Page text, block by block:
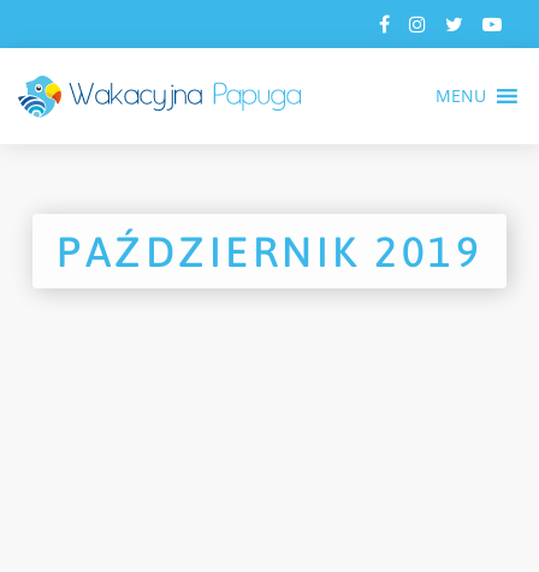
MENU
PAŹDZIERNIK 2019